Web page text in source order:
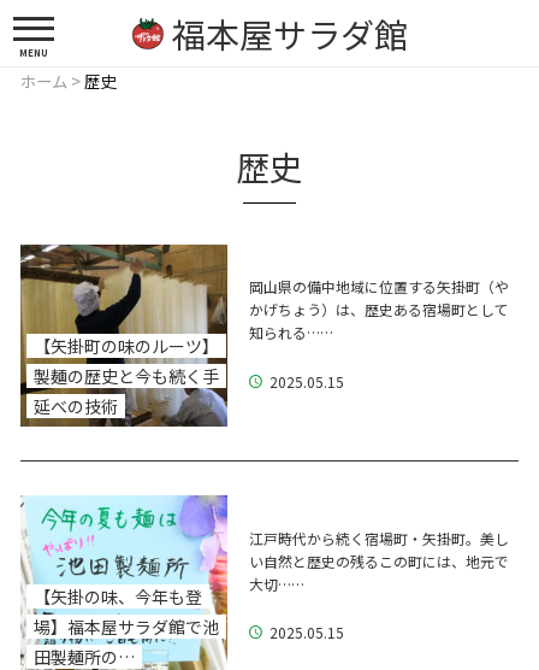
福本屋サラダ館
MENU
ホーム > 歴史
歴史
【矢掛町の味のルーツ】
製麺の歴史と今も続く手
延べの技術
岡山県の備中地域に位置する矢掛町（や
かげちょう）は、歴史ある宿場町として
知られる……
2025.05.15
【矢掛の味、今年も登
場】福本屋サラダ館で池
田製麺所の…
江戸時代から続く宿場町・矢掛町。美し
い自然と歴史の残るこの町には、地元で
大切……
2025.05.15